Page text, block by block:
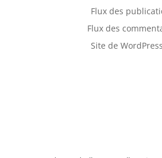
Flux des
Flux des
Site de